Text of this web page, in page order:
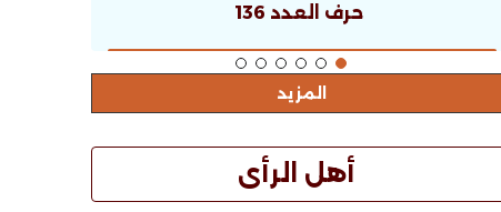
حرف العدد 136
المزيد
أهل الرأى